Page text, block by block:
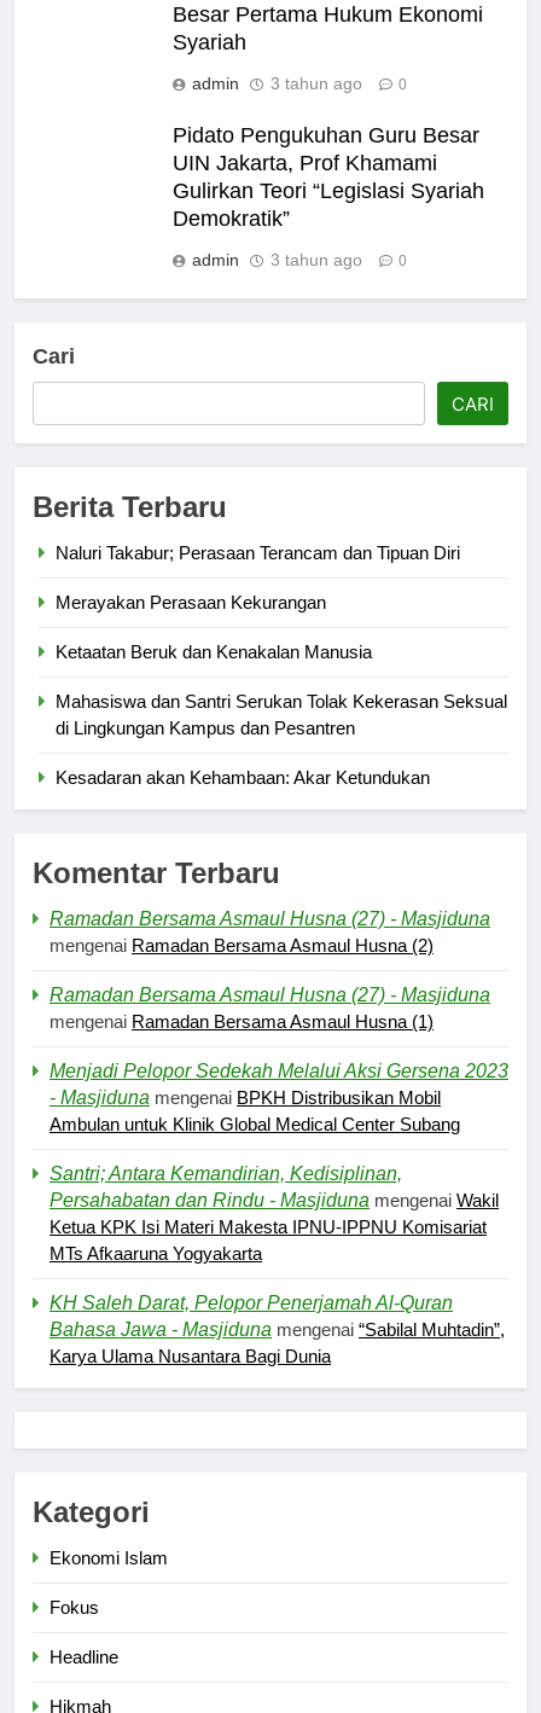
Besar Pertama Hukum Ekonomi
Syariah
admin 3 tahun ago 0
Pidato Pengukuhan Guru Besar
UIN Jakarta, Prof Khamami
Gulirkan Teori “Legislasi Syariah
Demokratik”
admin 3 tahun ago 0
Cari
CARI
Berita Terbaru
Naluri Takabur; Perasaan Terancam dan Tipuan Diri
Merayakan Perasaan Kekurangan
Ketaatan Beruk dan Kenakalan Manusia
Mahasiswa dan Santri Serukan Tolak Kekerasan Seksual
di Lingkungan Kampus dan Pesantren
Kesadaran akan Kehambaan: Akar Ketundukan
Komentar Terbaru
Ramadan Bersama Asmaul Husna (27) - Masjiduna
mengenai Ramadan Bersama Asmaul Husna (2)
Ramadan Bersama Asmaul Husna (27) - Masjiduna
mengenai Ramadan Bersama Asmaul Husna (1)
Menjadi Pelopor Sedekah Melalui Aksi Gersena 2023
- Masjiduna mengenai BPKH Distribusikan Mobil
Ambulan untuk Klinik Global Medical Center Subang
Santri; Antara Kemandirian, Kedisiplinan,
Persahabatan dan Rindu - Masjiduna mengenai Wakil
Ketua KPK Isi Materi Makesta IPNU-IPPNU Komisariat
MTs Afkaaruna Yogyakarta
KH Saleh Darat, Pelopor Penerjamah Al-Quran
Bahasa Jawa - Masjiduna mengenai “Sabilal Muhtadin”,
Karya Ulama Nusantara Bagi Dunia
Kategori
Ekonomi Islam
Fokus
Headline
Hikmah
Kesadaran akan Kehambaan:
Akar Ketundukan
HEADLINE